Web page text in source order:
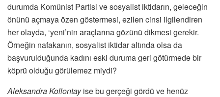
durumda Komünist Partisi ve sosyalist iktidarın, geleceğin
önünü açmaya özen göstermesi, ezilen cinsi ilgilendiren
her olayda, ‘yeni’nin araçlarına gözünü dikmesi gerekir.
Örneğin nafakanın, sosyalist iktidar altında olsa da
başvurulduğunda kadını eski duruma geri götürmede bir
köprü olduğu görülemez miydi?
Aleksandra Kollontay ise bu gerçeği gördü ve henüz